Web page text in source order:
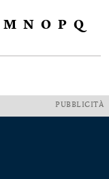
M N O P Q
PUBBLICITÀ